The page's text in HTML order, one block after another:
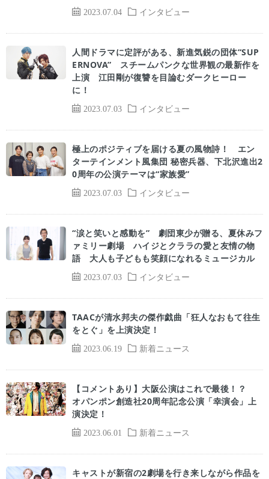
2023.07.04 インタビュー
2023.07.03 インタビュー
人間ドラマに定評がある、新進気鋭の団体“SUP
ERNOVA” スチームパンクな世界観の最新作を
上演 江田剛が復讐を目論むダークヒーロー
に！
2023.07.03 インタビュー
極上のポジティブを届ける夏の風物詩！ エン
ターテインメント風集団 秘密兵器、下北沢進出2
0周年の公演テーマは“家族愛”
2023.07.03 インタビュー
“涙と笑いと感動を” 劇団東少が贈る、夏休みフ
ァミリー劇場 ハイジとクララの愛と友情の物
語 大人も子どもも笑顔になれるミュージカル
2023.06.19 新着ニュース
TAACが清水邦夫の傑作戯曲「狂人なおもて往生
をとぐ」を上演決定！
2023.06.01 新着ニュース
【コメントあり】大阪公演はこれで最後！？
オパンポン創造社20周年記念公演「幸演会」上
演決定！
キャストが新宿の2劇場を行き来しながら作品を